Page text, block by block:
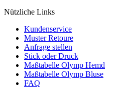
Nützliche Links
Kundenservice
Muster Retoure
Anfrage stellen
Stick oder Druck
Maßtabelle Olymp Hemd
Maßtabelle Olymp Bluse
FAQ